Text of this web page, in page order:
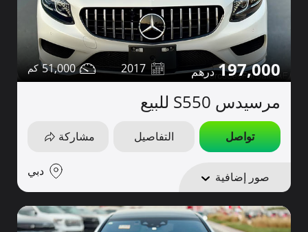
197,000
2017
51,000
مرسيدس S550 للبيع
تواصل التفاصيل مشاركة
صور إضافية دبي